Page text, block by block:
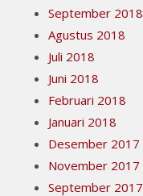
September 2018
Agustus 2018
Juli 2018
Juni 2018
Februari 2018
Januari 2018
Desember 2017
November 2017
September 2017